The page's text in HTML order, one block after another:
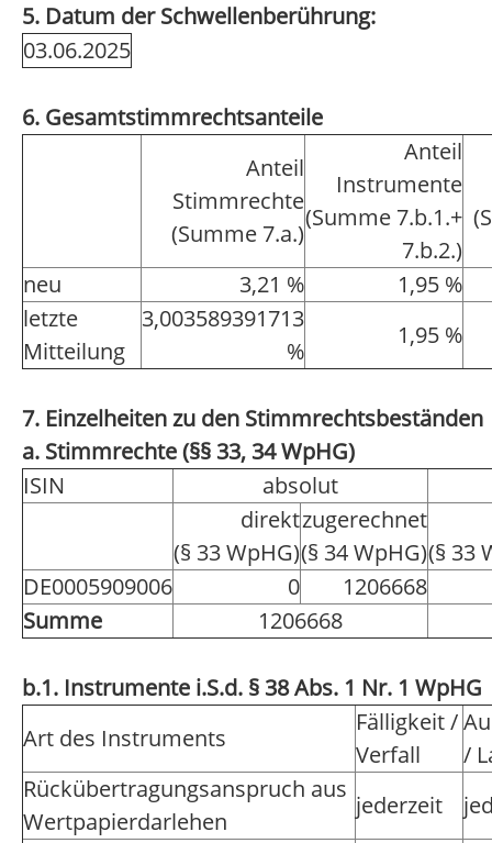
5. Datum der Schwellenberührung:
03.06.2025
6. Gesamtstimmrechtsanteile
Anteil
Stimmrechte
(Summe 7.a.)
Anteil
Instrumente
(Summe 7.b.1.+
7.b.2.)
neu 3,21 %
1,95 %
letzte
Mitteilung
3,003589391713
%
1,95 %
7. Einzelheiten zu den Stimmrechtsbeständen
a. Stimmrechte (§§ 33, 34 WpHG)
ISIN
absolut
direkt
(§ 33 WpHG)
zugerechnet
(§ 34 WpHG)(§ 33
DE0005909006
0
1206668
Summe
1206668
b.1. Instrumente i.S.d. § 38 Abs. 1 Nr. 1 WpHG
Art des Instruments
Fälligkeit /
Verfall
/
Rückübertragungsanspruch aus
Wertpapierdarlehen
jederzeit